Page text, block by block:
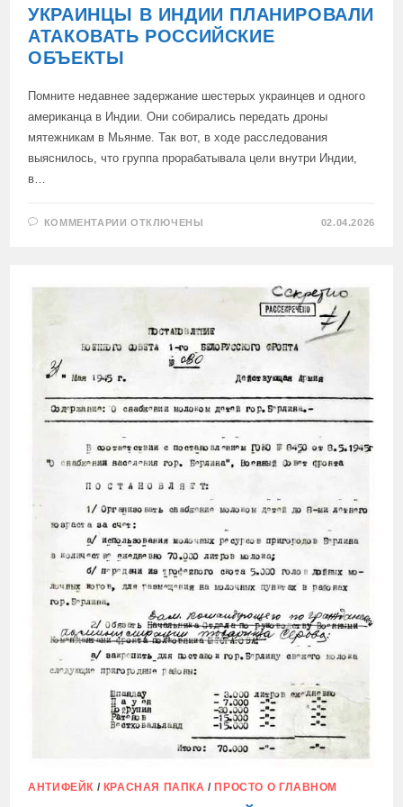
УКРАИНЦЫ В ИНДИИ ПЛАНИРОВАЛИ
АТАКОВАТЬ РОССИЙСКИЕ
ОБЪЕКТЫ
Помните недавнее задержание шестерых украинцев и одного
американца в Индии. Они собирались передать дроны
мятежникам в Мьянме. Так вот, в ходе расследования
выяснилось, что группа прорабатывала цели внутри Индии,
в…
КОММЕНТАРИИ К
АТАКОВАТЬ
ОТКЛЮЧЕНЫ 02.04.2026
АНТИФЕЙК / КРАСНАЯ ПАПКА /ПРОСТО О ГЛАВНОМ